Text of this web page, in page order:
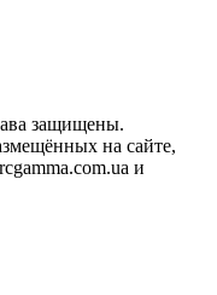
защищены.
на сайте,
и